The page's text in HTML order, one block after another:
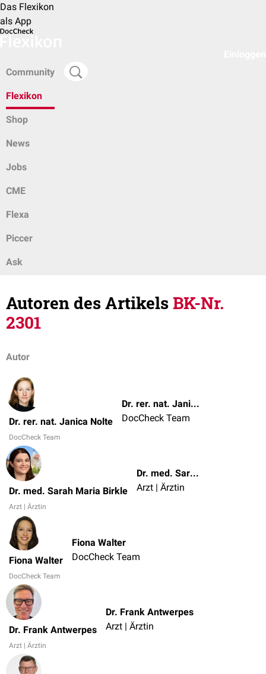
Das Flexikon
als App
Community
Flexikon
Shop
News
Jobs
CME
Flexa
Piccer
Ask
Autoren des ArtikelsBK-Nr.
2301
Autor
Dr. rer. nat. Janica Nolte
DocCheck Team
Dr. rer. nat. Janica Nolte
DocCheck Team
Dr. med. Sarah Maria Birkle
Arzt | Ärztin
Dr. med. Sarah Maria Birkle
Arzt | Ärztin
Fiona Walter
DocCheck Team
Fiona Walter
DocCheck Team
Dr. Frank Antwerpes
Arzt | Ärztin
Dr. Frank Antwerpes
Arzt | Ärztin